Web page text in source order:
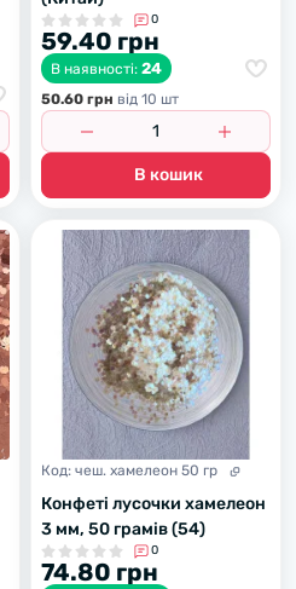
0
59.40 грн
В наявності: 24
50.60 грн вiд 10 шт
В кошик
Код: чеш. хамелеон 50 гр
Конфеті лусочки хамелеон
3 мм, 50 грамів (54)
0
74.80 грн